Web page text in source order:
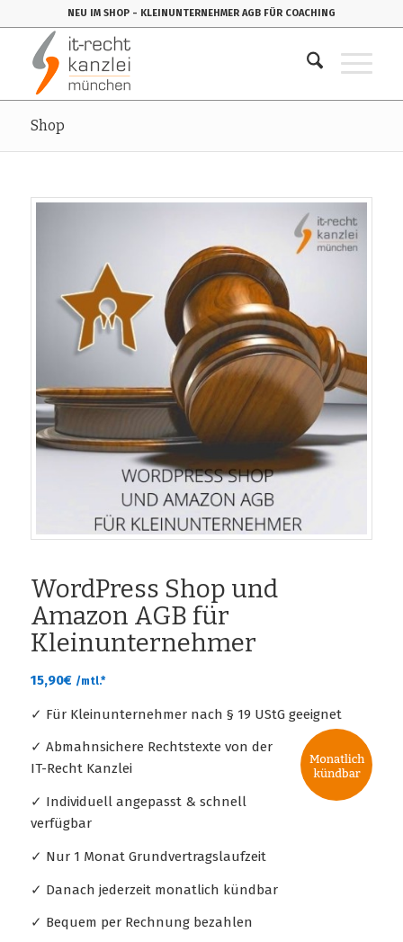
NEU IM SHOP - KLEINUNTERNEHMER AGB FÜR COACHING
Shop
WordPress Shop und
Amazon AGB für
Kleinunternehmer
15,90€ /mtl.*
✓ Für Kleinunternehmer nach § 19 UStG geeignet
✓ Abmahnsichere Rechtstexte von der
IT-Recht Kanzlei
✓ Individuell angepasst & schnell
verfügbar
✓ Nur 1 Monat Grundvertragslaufzeit
✓ Danach jederzeit monatlich kündbar
✓ Bequem per Rechnung bezahlen